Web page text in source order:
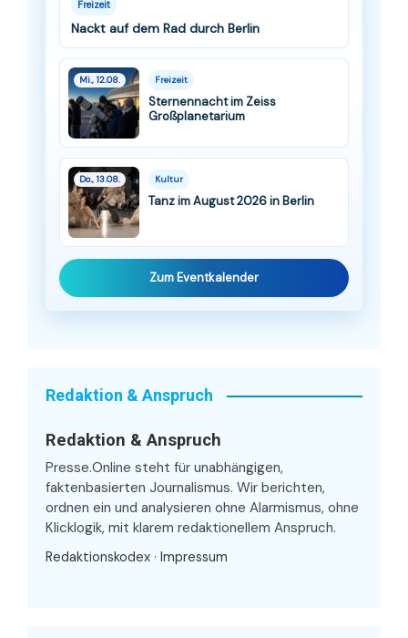
Freizeit
Nackt auf dem Rad durch Berlin
Mi., 12.08. Freizeit
Sternennacht im Zeiss
Großplanetarium
Do., 13.08. Kultur
Tanz im August 2026 in Berlin
Zum Eventkalender
Redaktion & Anspruch
Redaktion & Anspruch
Presse.Online steht für unabhängigen,
faktenbasierten Journalismus. Wir berichten,
ordnen ein und analysieren ohne Alarmismus, ohne
Klicklogik, mit klarem redaktionellem Anspruch.
Redaktionskodex · Impressum